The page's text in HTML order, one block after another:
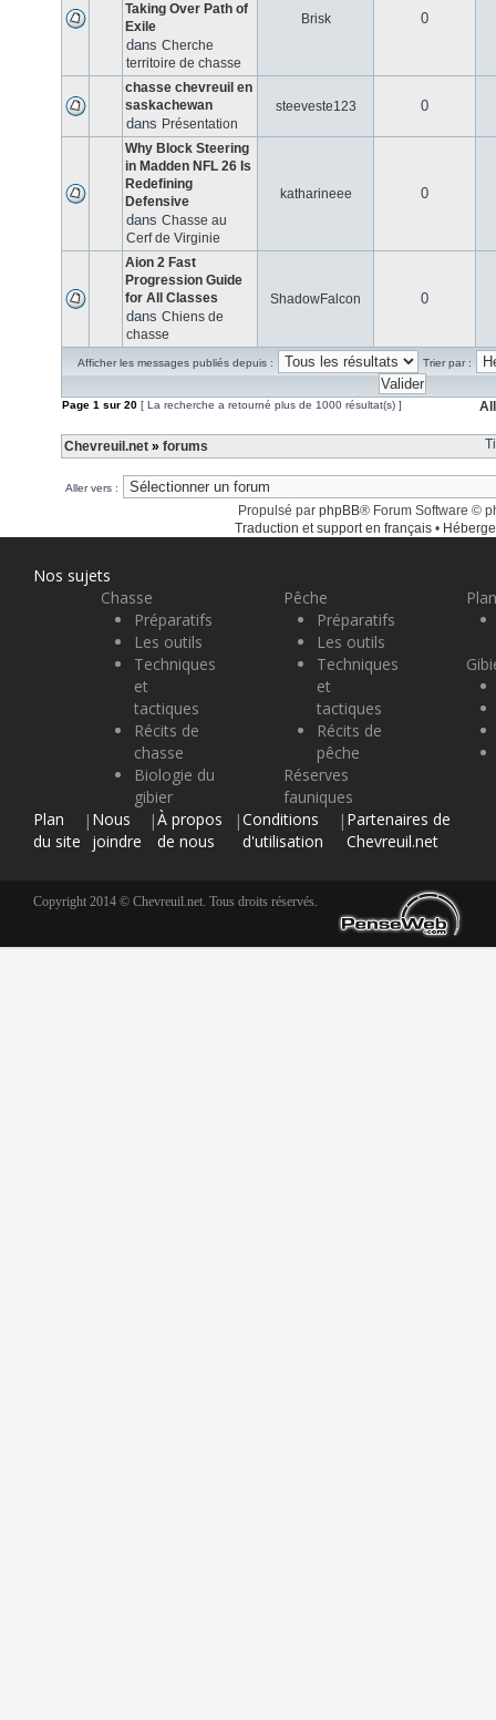
Taking Over Path of
Exile
dans Cherche
territoire de chasse
Brisk 0
chasse chevreuil en
saskachewan
dans Présentation
steeveste123 0
Why Block Steering
in Madden NFL 26 Is
Redefining
Defensive
dans Chasse au
Cerf de Virginie
katharineee 0
Aion 2 Fast
Progression Guide
for All Classes
dans Chiens de
chasse
ShadowFalcon 0
Afficher les messages publiés depuis : Trier par :
Page 1 sur 20 [ La recherche a retourné plus de 1000 résultat(s) ]
Chevreuil.net » forums
Aller vers :
Propulsé par phpBB® Forum Software ©
Traduction et support en français •
Nos sujets
Chasse
Préparatifs
Les outils
Techniques
et
tactiques
Récits de
chasse
Biologie du
gibier
Pêche
Préparatifs
Les outils
Techniques
et
tactiques
Récits de
pêche
Réserves
fauniques
Plan
du site
| Nous
joindre
|À propos
de nous
|Conditions
d'utilisation
| Partenaires de
Chevreuil.net
Copyright 2014 © Chevreuil.net. Tous droits réservés.